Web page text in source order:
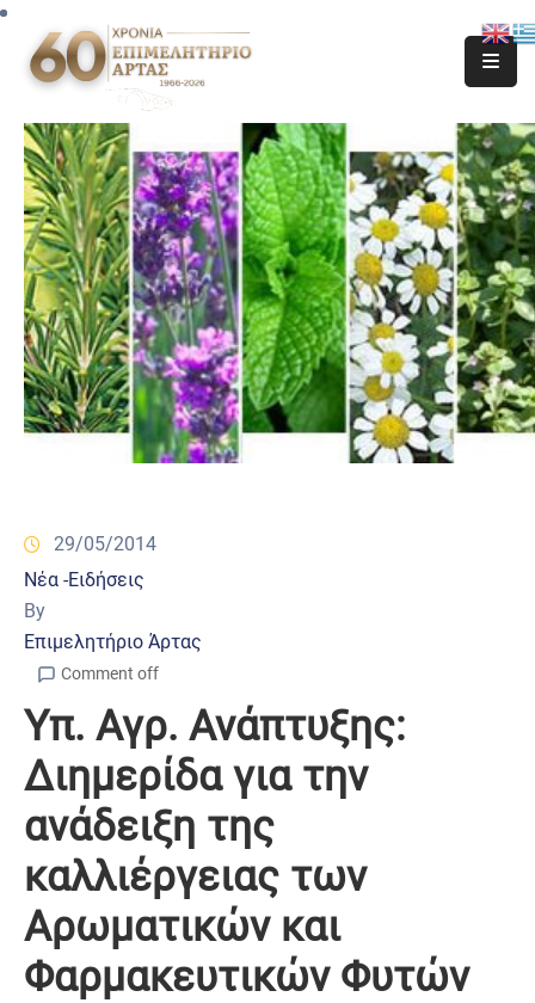
29/05/2014
Νέα -Ειδήσεις
By
Επιμελητήριο Άρτας
Comment off
Υπ. Αγρ. Ανάπτυξης:
Διημερίδα για την
ανάδειξη της
καλλιέργειας των
Αρωματικών και
Φαρμακευτικών Φυτών